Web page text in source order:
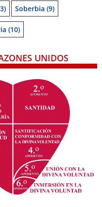
Soberbia (9)
(10)
UNIDOS